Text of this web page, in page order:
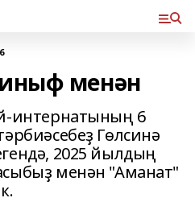
менән
интернатының 6
Гөлсинә
2025 йылдың
менән "Аманат"